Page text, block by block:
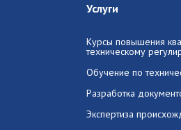
Услуги
Курсы повышения
техническому
Обучение по
Разработка
Экспертиза